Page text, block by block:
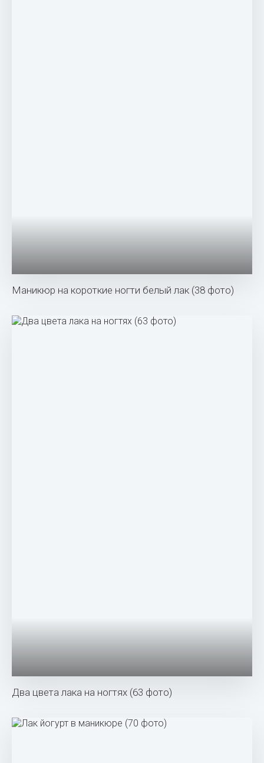
Маникюр на короткие ногти белый лак (38 фото)
Два цвета лака на ногтях (63 фото)